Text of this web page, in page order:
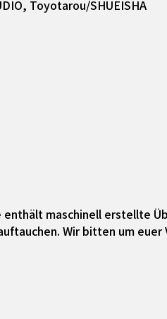
Toyotarou/SHUEISHA
enthält maschinell erstellte
Wir bitten um euer